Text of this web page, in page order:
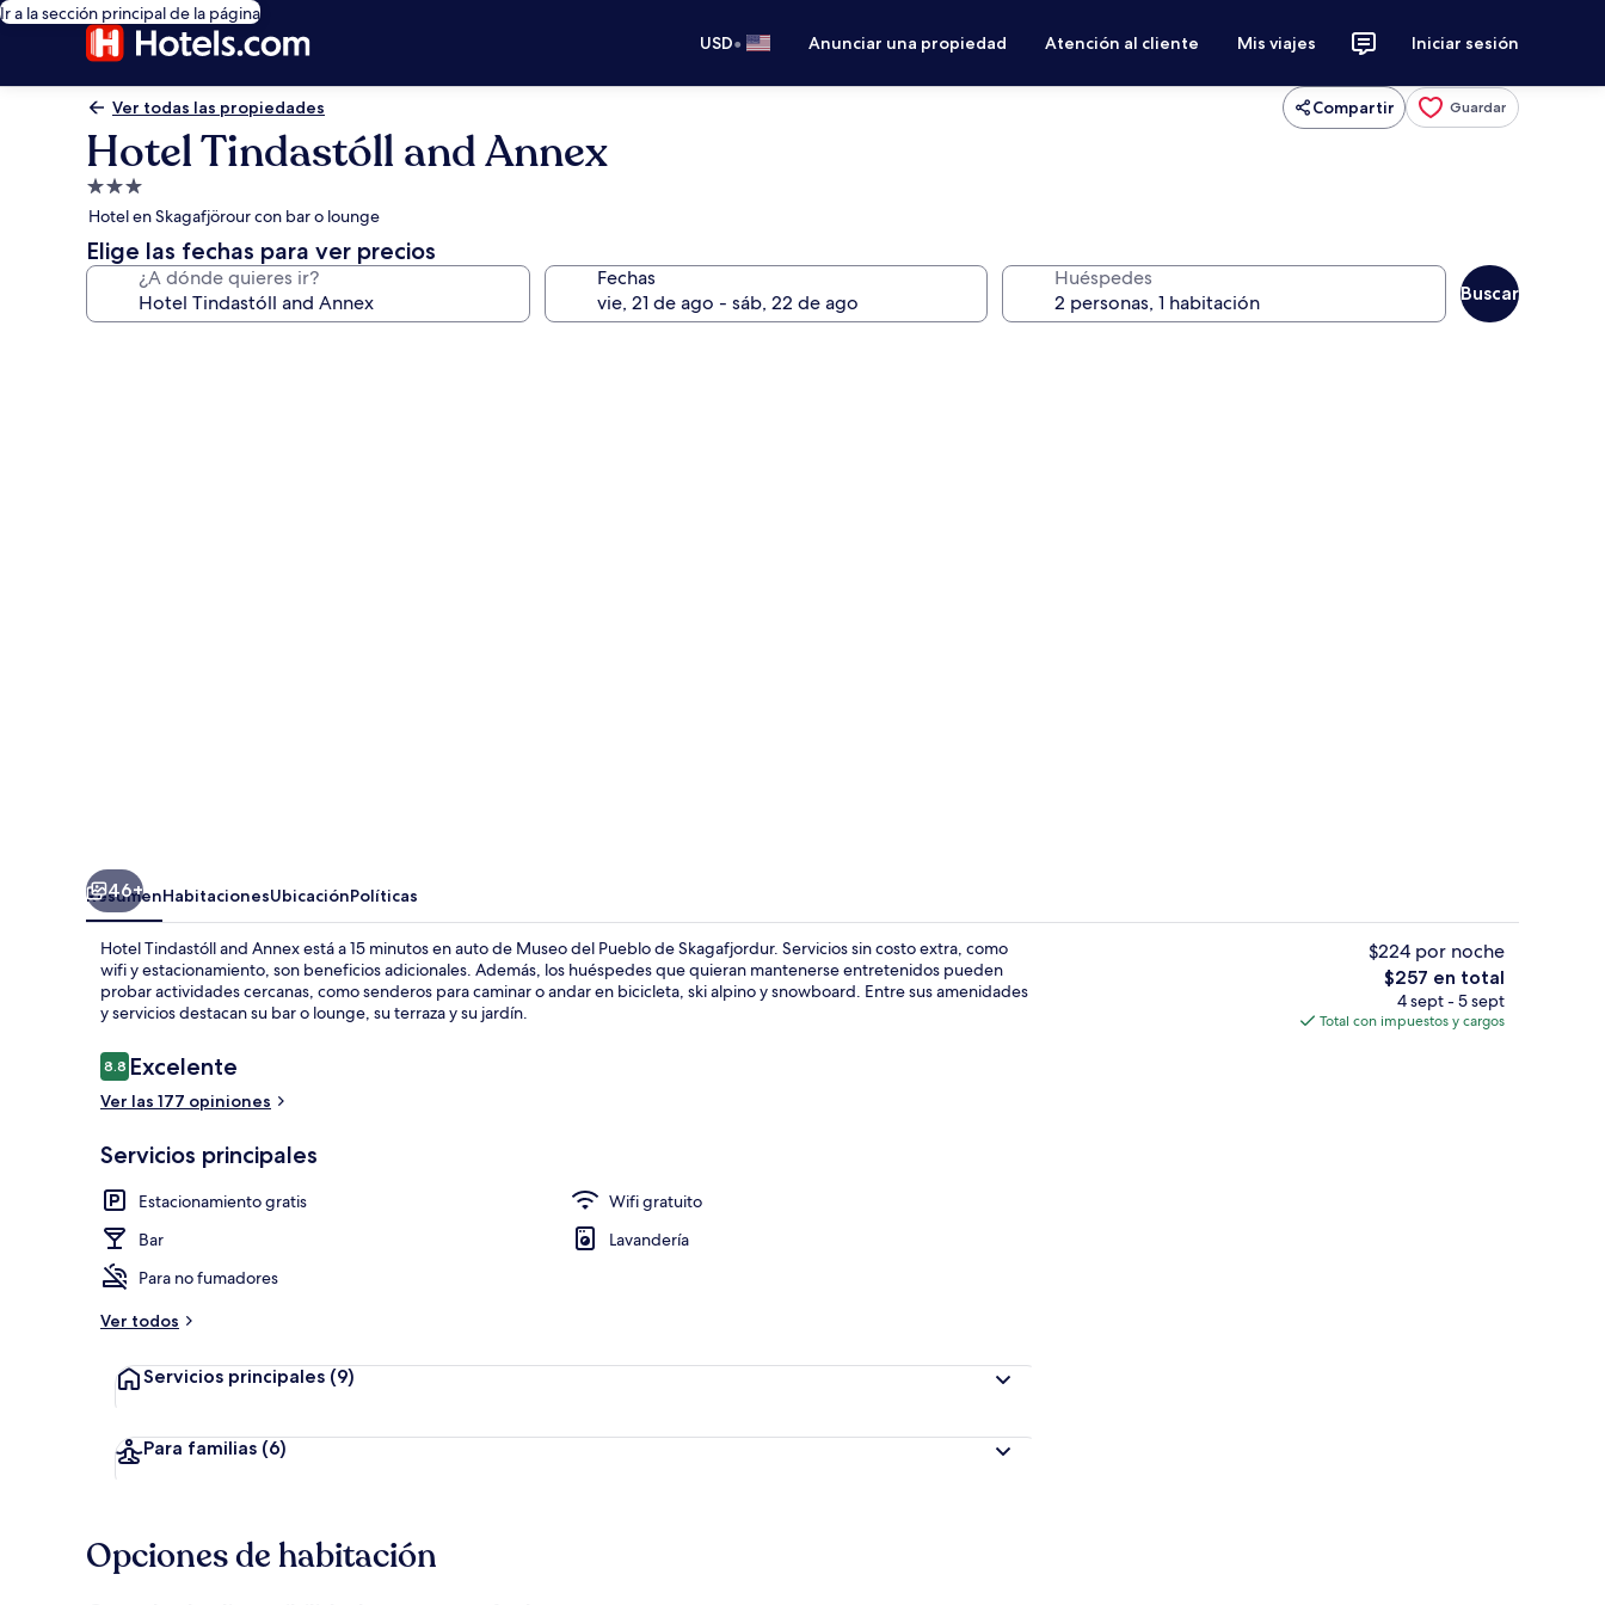
Ir a la sección principal de la página
USD• Anunciar una propiedad Atención al cliente Mis viajes Iniciar sesión
Ver todas las propiedades Compartir Guardar
Hotel Tindastóll and Annex
Propiedad
de
3.0
estrellas
Hotel en Skagafjörour con bar o lounge
Elige las fechas para ver precios
¿A dónde quieres ir? Fechas Huéspedes
Buscar
Minibar, escritorio, cortinas blackout
46+
ResumenHabitacionesUbicaciónPolíticas
Hotel Tindastóll and Annex está a 15 minutos en auto de Museo del Pueblo de Skagafjordur. Servicios sin costo extra, como
wifi y estacionamiento, son beneficios adicionales. Además, los huéspedes que quieran mantenerse entretenidos pueden
probar actividades cercanas, como senderos para caminar o andar en bicicleta, ski alpino y snowboard. Entre sus amenidades
y servicios destacan su bar o lounge, su terraza y su jardín.
Opiniones
8.88.8 de 10,
Excelente
Ver las 177 opiniones
Servicios principales
Estacionamiento gratis
Wifi gratuito
Bar
Lavandería
Para no fumadores
Ver todos
Servicios principales (9)
Para familias (6)
$224 por noche
El
precio
total
$257 en total
4 sept - 5 sept
Total con impuestos y cargos
Opciones de habitación